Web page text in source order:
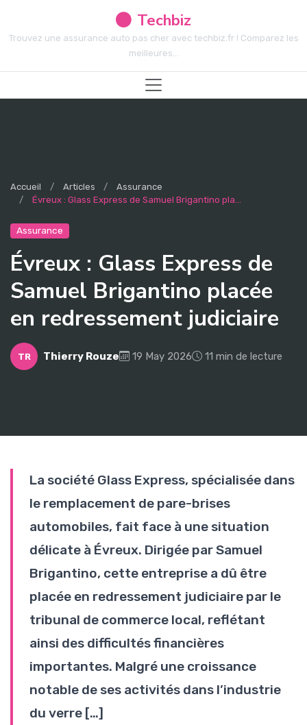
Techbiz
Trouvez une assurance auto pas cher avec techbiz.fr ! Comparez les
meilleures...
Accueil Articles
Assurance
Évreux : Glass Express de Samuel Brigantino pla...
Assurance
Évreux : Glass Express de
Samuel Brigantino placée
en redressement judiciaire
TR Thierry Rouze 19 May 2026 11 min de lecture
La société Glass Express, spécialisée dans
le remplacement de pare-brises
automobiles, fait face à une situation
délicate à Évreux. Dirigée par Samuel
Brigantino, cette entreprise a dû être
placée en redressement judiciaire par le
tribunal de commerce local, reflétant
ainsi des difficultés financières
importantes. Malgré une croissance
notable de ses activités dans l’industrie
du verre […]